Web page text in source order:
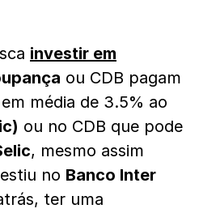
investir em
ou CDB pagam
em média de 3.5% ao
ou no CDB que pode
, mesmo assim
no Banco Inter
ter uma